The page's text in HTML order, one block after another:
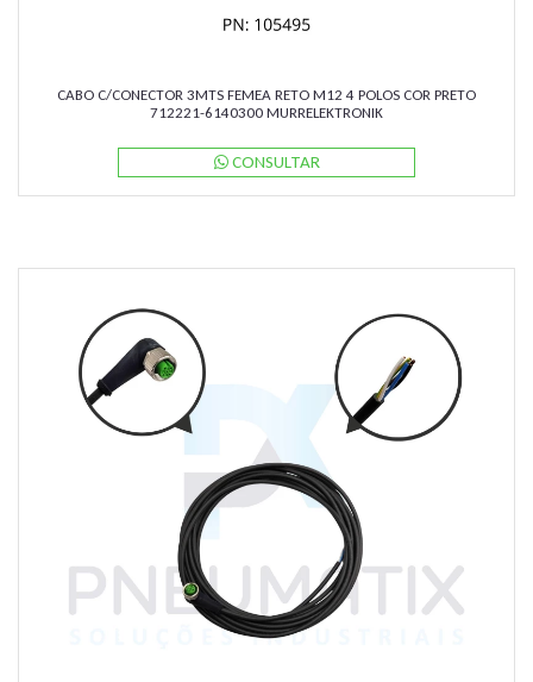
CABO C/CONECTOR 3MTS FEMEA RETO M12 4 POLOS COR PRETO
712221-6140300 MURRELEKTRONIK
CONSULTAR